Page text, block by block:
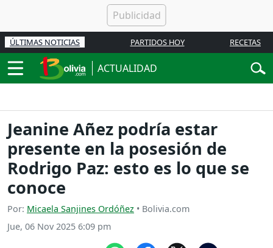
ÚLTIMAS NOTICIAS PARTIDOS HOY RECETAS
ACTUALIDAD
Jeanine Añez podría estar
presente en la posesión de
Rodrigo Paz: esto es lo que se
conoce
Por: Micaela Sanjines Ordóñez • Bolivia.com
Jue, 06 Nov 2025 6:09 pm